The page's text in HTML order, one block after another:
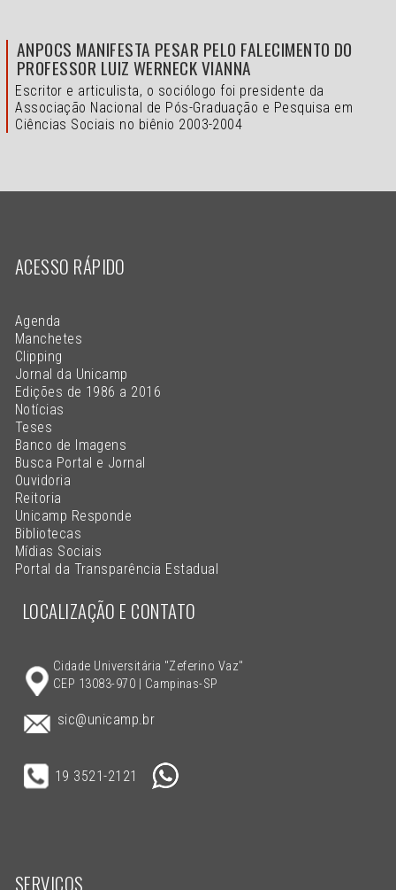
ANPOCS MANIFESTA PESAR PELO FALECIMENTO DO
PROFESSOR LUIZ WERNECK VIANNA
Escritor e articulista, o sociólogo foi presidente da
Associação Nacional de Pós-Graduação e Pesquisa em
Ciências Sociais no biênio 2003-2004
ACESSO RÁPIDO
Agenda
Manchetes
Clipping
Jornal da Unicamp
Edições de 1986 a 2016
Notícias
Teses
Banco de Imagens
Busca Portal e Jornal
Ouvidoria
Reitoria
Unicamp Responde
Bibliotecas
Mídias Sociais
Portal da Transparência Estadual
LOCALIZAÇÃO E CONTATO
Cidade Universitária "Zeferino Vaz"
CEP 13083-970 | Campinas-SP
sic@unicamp.br
19 3521-2121
SERVIÇOS